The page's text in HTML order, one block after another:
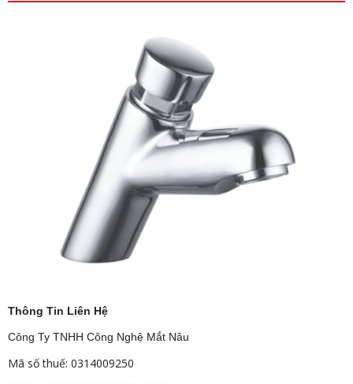
Thông Tin Liên Hệ
Công Ty TNHH Công Nghệ Mắt Nâu
Mã số thuế: 0314009250